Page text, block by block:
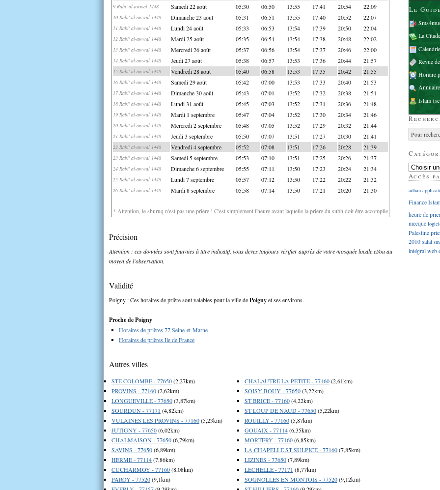
9 Rabi' al-awwal 1448 Samedi 22 août 05:30 06:50 13:55 17:41 20:54 22:09
10 Rabi' al-awwal 1448 Dimanche 23 août 05:31 06:51 13:55 17:40 20:52 22:07
11 Rabi' al-awwal 1448 Lundi 24 août 05:33 06:53 13:54 17:39 20:50 22:04
12 Rabi' al-awwal 1448 Mardi 25 août 05:35 06:54 13:54 17:38 20:48 22:02
13 Rabi' al-awwal 1448 Mercredi 26 août 05:37 06:56 13:54 17:37 20:46 22:00
14 Rabi' al-awwal 1448 Jeudi 27 août 05:38 06:57 13:53 17:36 20:44 21:57
15 Rabi' al-awwal 1448 Vendredi 28 août 05:40 06:58 13:53 17:35 20:42 21:55
16 Rabi' al-awwal 1448 Samedi 29 août 05:42 07:00 13:53 17:33 20:40 21:53
17 Rabi' al-awwal 1448 Dimanche 30 août 05:43 07:01 13:52 17:32 20:38 21:51
18 Rabi' al-awwal 1448 Lundi 31 août 05:45 07:03 13:52 17:31 20:36 21:48
19 Rabi' al-awwal 1448 Mardi 1 septembre 05:47 07:04 13:52 17:30 20:34 21:46
20 Rabi' al-awwal 1448 Mercredi 2 septembre 05:48 07:05 13:52 17:29 20:32 21:44
21 Rabi' al-awwal 1448 Jeudi 3 septembre 05:50 07:07 13:51 17:27 20:30 21:41
22 Rabi' al-awwal 1448 Vendredi 4 septembre 05:52 07:08 13:51 17:26 20:28 21:39
23 Rabi' al-awwal 1448 Samedi 5 septembre 05:53 07:10 13:51 17:25 20:26 21:37
24 Rabi' al-awwal 1448 Dimanche 6 septembre 05:55 07:11 13:50 17:23 20:24 21:34
25 Rabi' al-awwal 1448 Lundi 7 septembre 05:57 07:12 13:50 17:22 20:22 21:32
26 Rabi' al-awwal 1448 Mardi 8 septembre 05:58 07:14 13:50 17:21 20:20 21:30
* Attention, le shuruq n'est pas une prière ! C'est simplement l'heure avant laquelle la prière du subh doit être accomplie
Précision
Attention : ces données sont fournies à titre indicatif, vous devez toujours vérifier auprès de votre mosquée locale et/ou au
moyen de l'observation.
Validité
Poigny : Ces horaires de prière sont valables pour la ville dePoignyet ses environs.
Proche de Poigny
Horaires de prières 77 Seine-et-Marne
Horaires de prières Ile de France
Autres villes
STE COLOMBE - 77650(2,27km)
PROVINS - 77160(2,62km)
LONGUEVILLE - 77650(3,87km)
SOURDUN - 77171 (4,82km)
VULAINES LES PROVINS - 77160(5,23km)
JUTIGNY - 77650(6,02km)
CHALMAISON - 77650(6,79km)
SAVINS - 77650(6,89km)
HERME - 77114(7,86km)
CUCHARMOY - 77160(8,08km)
PAROY - 77520(9,1km)
CHALAUTRE LA PETITE - 77160(2,61km)
SOISY BOUY - 77650(3,22km)
ST BRICE - 77160(4,22km)
ST LOUP DE NAUD - 77650(5,22km)
ROUILLY - 77160(5,87km)
GOUAIX - 77114(6,35km)
MORTERY - 77160(6,85km)
LA CHAPELLE ST SULPICE - 77160(7,85km)
LIZINES - 77650(7,89km)
LECHELLE - 77171 (8,77km)
SOGNOLLES EN MONTOIS - 77520(9,12km)
Le
La
Revue
Horaire
Islam
Accès
adhan
Finance
heure de
mecque
Palestine
2010salat
intégralweb